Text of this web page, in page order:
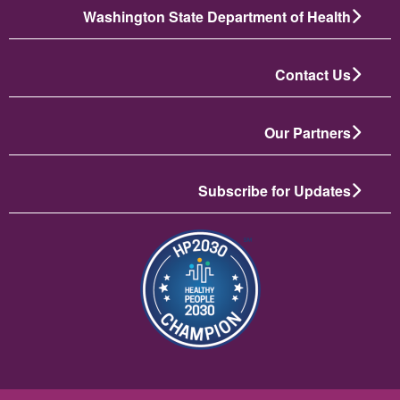
Washington State Department of Health
Contact Us
Our Partners
Subscribe for Updates
תמונה